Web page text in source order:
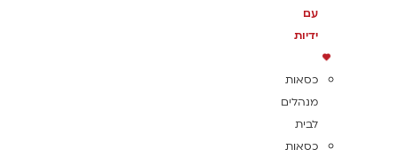
עם
ידיות
כסאות
מנהלים
לבית
כסאות